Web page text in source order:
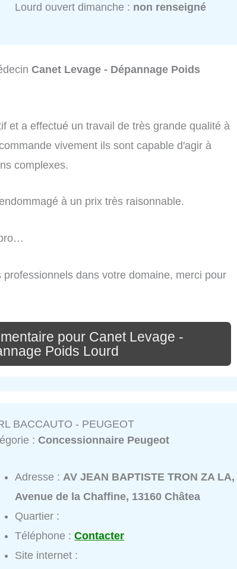
Lourd ouvert dimanche : non renseigné
Canet Levage - Dépannage Poids
et a effectué un travail de très grande qualité à
vivement ils sont capable d'agir à
complexes.
à un prix très raisonnable.
dans votre domaine, merci pour
pour Canet Levage -
Poids Lourd
BACCAUTO - PEUGEOT
:Concessionnaire Peugeot
Adresse : AV JEAN BAPTISTE TRON ZA LA,
Avenue de la Chaffine, 13160 Châtea
Quartier :
Téléphone :Contacter
Site internet :